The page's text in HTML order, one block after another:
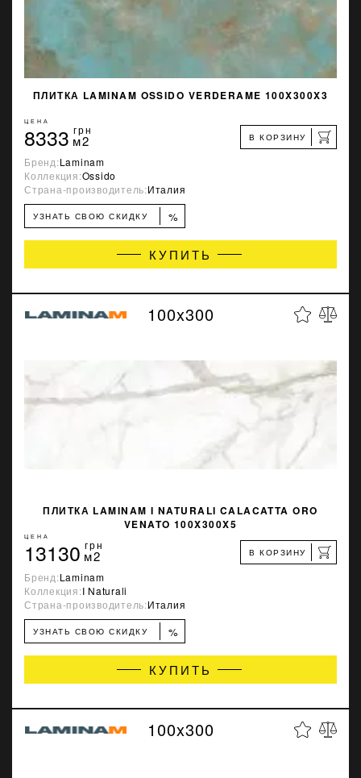
ПЛИТКА LAMINAM OSSIDO VERDERAME 100X300X3
ЦЕНА
8333 грн
м2 В КОРЗИНУ
Бренд:Laminam
Коллекция:Ossido
Страна-производитель:Италия
УЗНАТЬ СВОЮ СКИДКУ %
КУПИТЬ
100x300
ПЛИТКА LAMINAM I NATURALI CALACATTA ORO
VENATO 100X300X5
ЦЕНА
13130 грн
м2 В КОРЗИНУ
Бренд:Laminam
Коллекция:I Naturali
Страна-производитель:Италия
УЗНАТЬ СВОЮ СКИДКУ %
КУПИТЬ
100x300